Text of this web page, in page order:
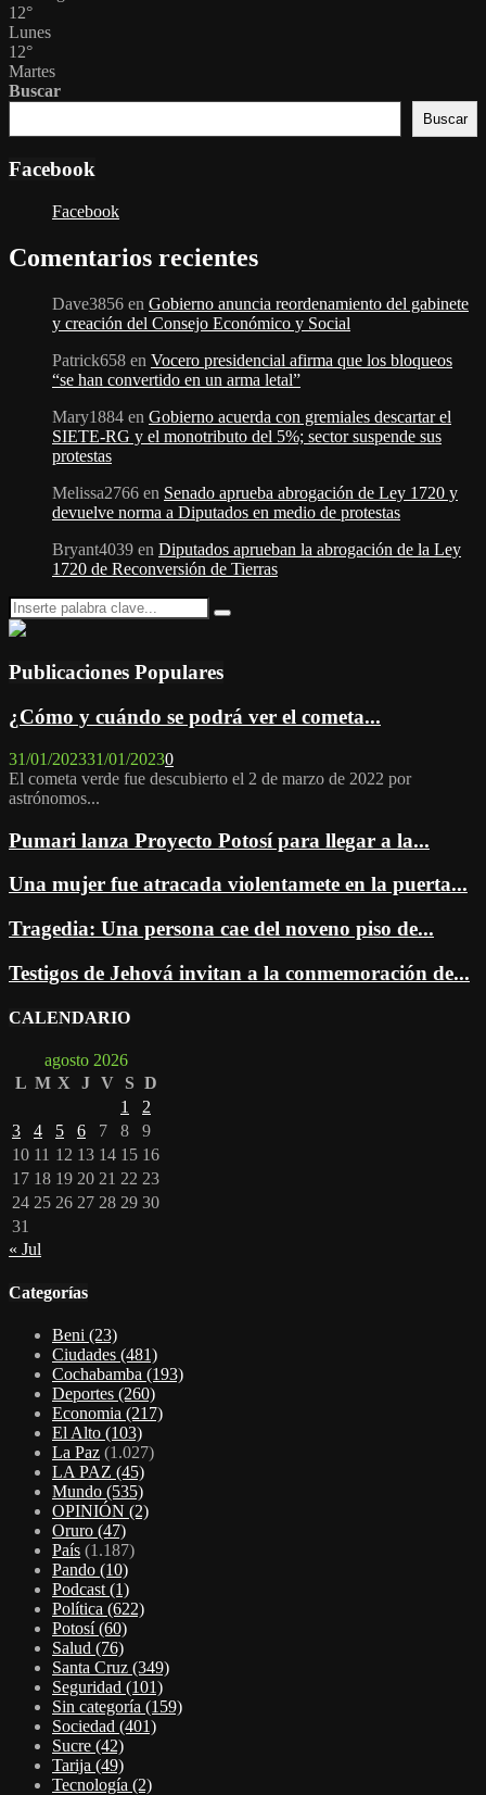
12°
Lunes
12°
Martes
Buscar
Buscar
Facebook
Facebook
Comentarios recientes
Dave3856 en Gobierno anuncia reordenamiento del gabinete
y creación del Consejo Económico y Social
Patrick658 en Vocero presidencial afirma que los bloqueos
“se han convertido en un arma letal”
Mary1884 en Gobierno acuerda con gremiales descartar el
SIETE-RG y el monotributo del 5%; sector suspende sus
protestas
Melissa2766 en Senado aprueba abrogación de Ley 1720 y
devuelve norma a Diputados en medio de protestas
Bryant4039 en Diputados aprueban la abrogación de la Ley
1720 de Reconversión de Tierras
Search
for:
Search
Publicaciones Populares
¿Cómo y cuándo se podrá ver el cometa...
31/01/202331/01/20230
El cometa verde fue descubierto el 2 de marzo de 2022 por
astrónomos...
Pumari lanza Proyecto Potosí para llegar a la...
Una mujer fue atracada violentamete en la puerta...
Tragedia: Una persona cae del noveno piso de...
Testigos de Jehová invitan a la conmemoración de...
CALENDARIO
agosto 2026
L M X J V S D
1
2
3
4 5 6 7 8
9
10 11 12 13 14 15 16
17 18 19 20 21 22 23
24 25 26 27 28 29 30
31
« Jul
Categorías
Beni (23)
Ciudades (481)
Cochabamba (193)
Deportes (260)
Economia (217)
El Alto (103)
La Paz (1.027)
LA PAZ (45)
Mundo (535)
OPINIÓN (2)
Oruro (47)
País (1.187)
Pando (10)
Podcast (1)
Política (622)
Potosí(60)
Salud (76)
Santa Cruz (349)
Seguridad (101)
Sin categoría (159)
Sociedad (401)
Sucre (42)
Tarija (49)
Tecnología (2)